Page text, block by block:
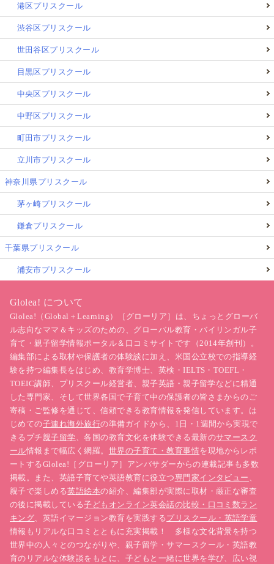
港区プリスクール
渋谷区プリスクール
世田谷区プリスクール
目黒区プリスクール
中央区プリスクール
中野区プリスクール
町田市プリスクール
立川市プリスクール
神奈川県プリスクール
茅ヶ崎プリスクール
鎌倉プリスクール
千葉県プリスクール
浦安市プリスクール
Glolea! について
Glolea!（Global＋Learning）［グローリア］は、ちょっとグローバ
ル志向なママ＆キッズのための、グローバル教育・バイリンガル子
育て・親子留学情報ポータル＆口コミサイトです（2014年創刊）。
編集部による取材や保護者の体験談に加え、米国公立校での指導経
験を持つ編集長をはじめ、教育学博士、英検・IELTS・TOEFL・
TOEIC講師、プリスクール経営者、親子英語・親子留学などに精通
した専門家、そして世界各国で子育て中の保護者の皆さまからのご
寄稿・ご監修を通じて、信頼できる教育情報を発信しています。は
じめての子連れ海外旅行の準備ガイドから、1日・1週間から実現で
きるプチ 親子留学 、各国の教育文化を体験できる最新のサマースク
ール情報まで幅広く網羅。 世界の子育て・教育事情を現地からレポ
ートするGlolea!［グローリア］アンバサダーからの連載記事も多数
掲載。また、英語子育てや英語教育に役立つ専門家インタビュー
親子で楽しめる英語絵本の紹介、編集部が実際に取材・厳正な審査
の後に掲載している子どもオンライン英会話の比較・口コミ数ラン
キング 、英語イマージョン教育を実践するプリスクール・英語学童
情報もリアルな口コミとともに充実掲載！ 多様な文化背景を持つ
世界中の人々とのつながりや、親子留学・サマースクール・英語教
育のリアルな体験談をもとに、子どもと一緒に世界を学び、広い視